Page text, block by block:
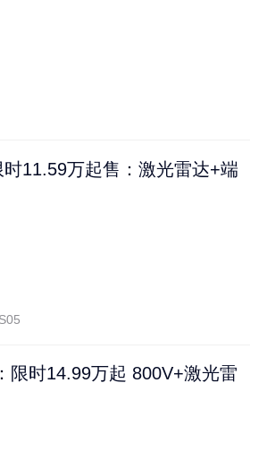
11.59万起售：激光雷达+端
限时14.99万起 800V+激光雷